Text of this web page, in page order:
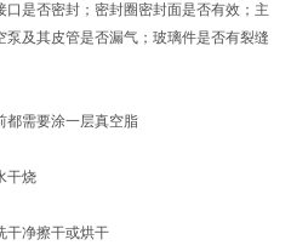
是否密封；密封圈密封面是否有效；主
及其皮管是否漏气；玻璃件是否有裂缝
需要涂一层真空脂
干烧
净擦干或烘干